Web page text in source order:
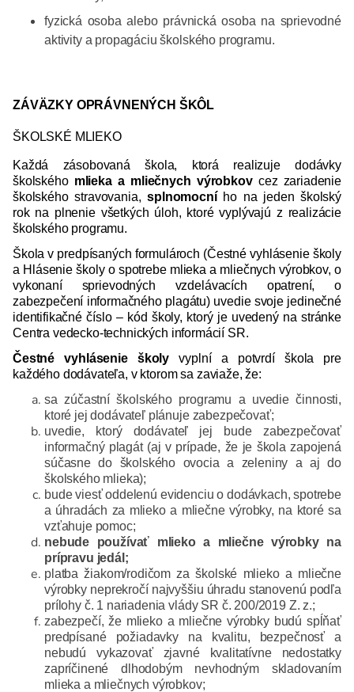
fyzická osoba alebo právnická osoba na sprievodné
aktivity a propagáciu školského programu.
ZÁVÄZKY OPRÁVNENÝCH ŠKÔL
ŠKOLSKÉ MLIEKO
Každá zásobovaná škola, ktorá realizuje dodávky
školského mlieka a mliečnych výrobkov cez zariadenie
školského stravovania,splnomocní ho na jeden školský
rok na plnenie všetkých úloh, ktoré vyplývajú z realizácie
školského programu.
Škola v predpísaných formulároch (Čestné vyhlásenie školy
a Hlásenie školy o spotrebe mlieka a mliečnych výrobkov, o
vykonaní sprievodných vzdelávacích opatrení, o
zabezpečení informačného plagátu) uvedie svoje jedinečné
identifikačné číslo – kód školy, ktorý je uvedený na stránke
Centra vedecko-technických informácií SR.
Čestné vyhlásenie školyvyplní a potvrdí škola pre
každého dodávateľa, v ktorom sa zaviaže, že:
sa zúčastní školského programu a uvedie činnosti,
ktoré jej dodávateľ plánuje zabezpečovať;
uvedie, ktorý dodávateľ jej bude zabezpečovať
informačný plagát (aj v prípade, že je škola zapojená
súčasne do školského ovocia a zeleniny a aj do
školského mlieka);
bude viesť oddelenú evidenciu o dodávkach, spotrebe
a úhradách za mlieko a mliečne výrobky, na ktoré sa
vzťahuje pomoc;
nebude používať mlieko a mliečne výrobky na
prípravu jedál;
platba žiakom/rodičom za školské mlieko a mliečne
výrobky neprekročí najvyššiu úhradu stanovenú podľa
prílohy č. 1 nariadenia vlády SR č. 200/2019 Z. z.;
zabezpečí, že mlieko a mliečne výrobky budú spĺňať
predpísané požiadavky na kvalitu, bezpečnosť a
nebudú vykazovať zjavné kvalitatívne nedostatky
zapríčinené dlhodobým nevhodným skladovaním
mlieka a mliečnych výrobkov;